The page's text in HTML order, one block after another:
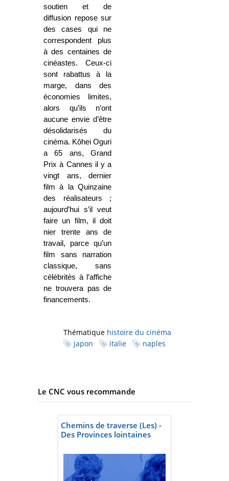
soutien et de
diffusion repose sur
des cases qui ne
correspondent plus
à des centaines de
cinéastes. Ceux-ci
sont rabattus à la
marge, dans des
économies limites,
alors qu’ils n’ont
aucune envie d’être
désolidarisés du
cinéma. Kôhei Oguri
a 65 ans, Grand
Prix à Cannes il y a
vingt ans, dernier
film à la Quinzaine
des réalisateurs ;
aujourd’hui s’il veut
faire un film, il doit
nier trente ans de
travail, parce qu’un
film sans narration
classique, sans
célébrités à l’affiche
ne trouvera pas de
financements.
Thématique histoire du cinéma
japon
italie naples
Le CNC vous recommande
Chemins de traverse (Les) -
Des Provinces lointaines